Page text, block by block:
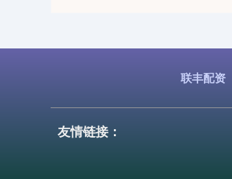
联丰配资
友情链接：